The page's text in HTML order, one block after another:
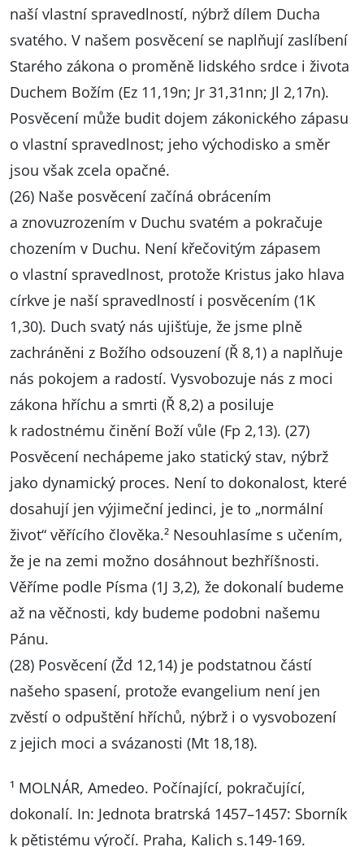
naší vlastní spravedlností, nýbrž dílem Ducha
svatého. V našem posvěcení se naplňují zaslíbení
Starého zákona o proměně lidského srdce i života
Duchem Božím (Ez 11,19n; Jr 31,31nn; Jl 2,17n).
Posvěcení může budit dojem zákonického zápasu
o vlastní spravedlnost; jeho východisko a směr
jsou však zcela opačné.
(26) Naše posvěcení začíná obrácením
a znovuzrozením v Duchu svatém a pokračuje
chozením v Duchu. Není křečovitým zápasem
o vlastní spravedlnost, protože Kristus jako hlava
církve je naší spravedlností i posvěcením (1K
1,30). Duch svatý nás ujišťuje, že jsme plně
zachráněni z Božího odsouzení (Ř 8,1) a naplňuje
nás pokojem a radostí. Vysvobozuje nás z moci
zákona hříchu a smrti (Ř 8,2) a posiluje
k radostnému činění Boží vůle (Fp 2,13). (27)
Posvěcení nechápeme jako statický stav, nýbrž
jako dynamický proces. Není to dokonalost, které
dosahují jen výjimeční jedinci, je to „normální
život“ věřícího člověka.² Nesouhlasíme s učením,
že je na zemi možno dosáhnout bezhříšnosti.
Věříme podle Písma (1J 3,2), že dokonalí budeme
až na věčnosti, kdy budeme podobni našemu
Pánu.
(28) Posvěcení (Žd 12,14) je podstatnou částí
našeho spasení, protože evangelium není jen
zvěstí o odpuštění hříchů, nýbrž i o vysvobození
z jejich moci a svázanosti (Mt 18,18).
¹ MOLNÁR, Amedeo. Počínající, pokračující,
dokonalí. In: Jednota bratrská 1457–1457: Sborník
k pětistému výročí. Praha, Kalich s.149-169.